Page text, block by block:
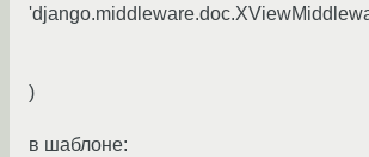
)
в шаблоне: